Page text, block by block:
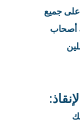
على جميع
أصحاب